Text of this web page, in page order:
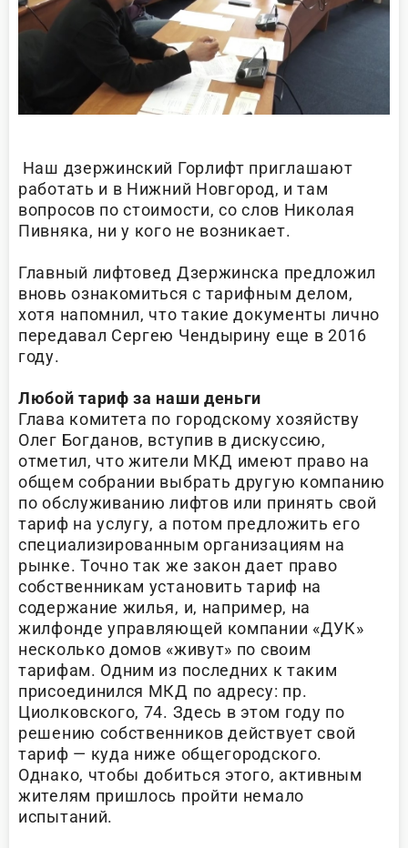
Наш дзержинский Горлифт приглашают
работать и в Нижний Новгород, и там
вопросов по стоимости, со слов Николая
Пивняка, ни у кого не возникает.
Главный лифтовед Дзержинска предложил
вновь ознакомиться с тарифным делом,
хотя напомнил, что такие документы лично
передавал Сергею Чендырину еще в 2016
году.
Любой тариф за наши деньги
Глава комитета по городскому хозяйству
Олег Богданов, вступив в дискуссию,
отметил, что жители МКД имеют право на
общем собрании выбрать другую компанию
по обслуживанию лифтов или принять свой
тариф на услугу, а потом предложить его
специализированным организациям на
рынке. Точно так же закон дает право
собственникам установить тариф на
содержание жилья, и, например, на
жилфонде управляющей компании «ДУК»
несколько домов «живут» по своим
тарифам. Одним из последних к таким
присоединился МКД по адресу: пр.
Циолковского, 74. Здесь в этом году по
решению собственников действует свой
тариф — куда ниже общегородского.
Однако, чтобы добиться этого, активным
жителям пришлось пройти немало
испытаний.